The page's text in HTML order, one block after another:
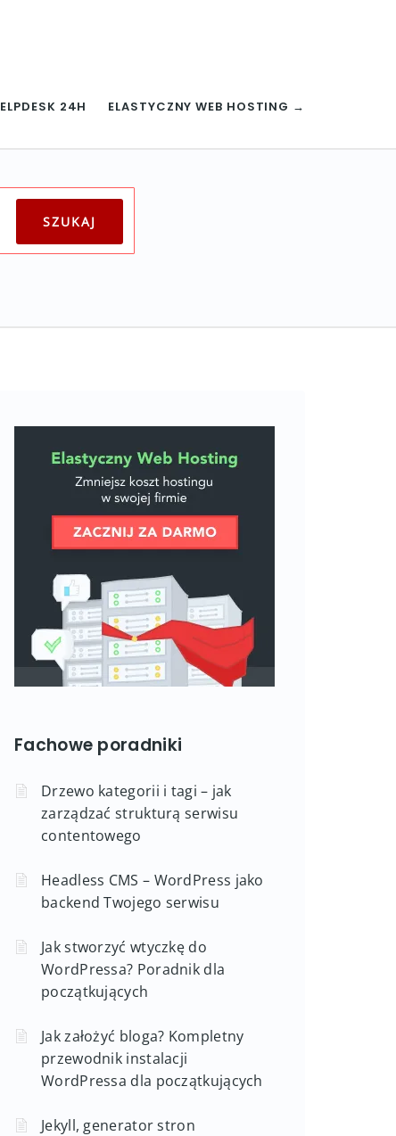
24H ELASTYCZNY WEB HOSTING →
Fachowe poradniki
Drzewo kategorii i tagi – jak
zarządzać strukturą serwisu
contentowego
Headless CMS – WordPress jako
backend Twojego serwisu
Jak stworzyć wtyczkę do
WordPressa? Poradnik dla
początkujących
Jak założyć bloga? Kompletny
przewodnik instalacji
WordPressa dla początkujących
Jekyll, generator stron